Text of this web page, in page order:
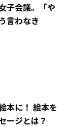
子会議。「や
言わなき
本に！ 絵本を
ージとは？